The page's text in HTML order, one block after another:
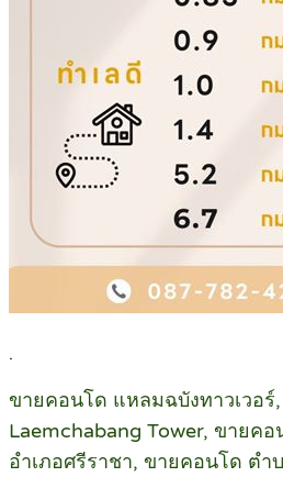
.
ขายคอนโด แหลมฉบังทาวเวอ
Laemchabang Tower, ขายค
อำเภอศรีราชา, ขายคอนโด ตำ